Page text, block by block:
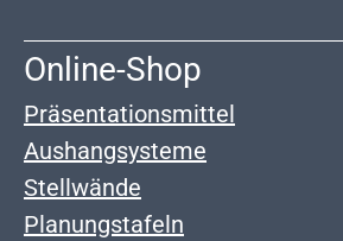
Online-Shop
Präsentationsmittel
Aushangsysteme
Stellwände
Planungstafeln